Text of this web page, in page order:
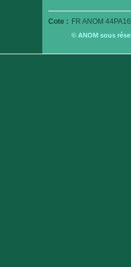
Cote : FR ANOM
© ANOM sous